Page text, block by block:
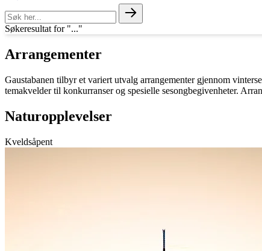
Søkeresultat for "..."
Arrangementer
Gaustabanen tilbyr et variert utvalg arrangementer gjennom
temakvelder til konkurranser og spesielle sesongbegivenheter.
Naturopplevelser
Kveldsåpent